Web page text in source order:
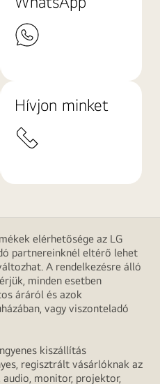
Hívjon minket
elérhetősége az LG
partnereinknél eltérő lehet
A rendelkezésre álló
minden esetben
áráról és azok
vagy viszonteladó
kiszállítás
regisztrált vásárlóknak az
audio, monitor, projektor,